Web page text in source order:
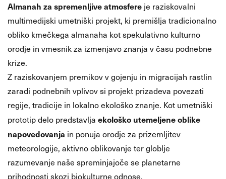
Almanah za spremenljive atmosfere je raziskovalni
multimedijski umetniški projekt, ki premišlja tradicionalno
obliko kmečkega almanaha kot spekulativno kulturno
orodje in vmesnik za izmenjavo znanja v času podnebne
krize.
Z raziskovanjem premikov v gojenju in migracijah rastlin
zaradi podnebnih vplivov si projekt prizadeva povezati
regije, tradicije in lokalno ekološko znanje. Kot umetniški
prototip delo predstavlja ekološko utemeljene oblike
napovedovanja in ponuja orodje za prizemljitev
meteorologije, aktivno oblikovanje ter globlje
razumevanje naše spreminjajoče se planetarne
prihodnosti skozi biokulturne odnose.